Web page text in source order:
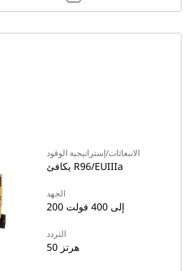
الانبعاثات/إستراتيجية الوقود
يكافئ R96/EUIIIa
الجهد
200 إلى 400 فولت
التردد
50 هرتز